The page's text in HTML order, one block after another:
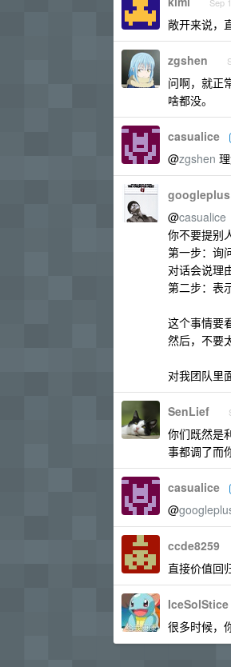
敞开来说，
zgshen
问啊，就正
啥都没。
casualice
@zgshen
googleplus
@casualice
你不要提别
第一步：询
对话会说理
第二步：表
这个事情要
然后，不要
对我团队里
SenLief
你们既然是
事都调了而
casualice
@
ccde8259
直接价值
IceSolStice
很多时候，